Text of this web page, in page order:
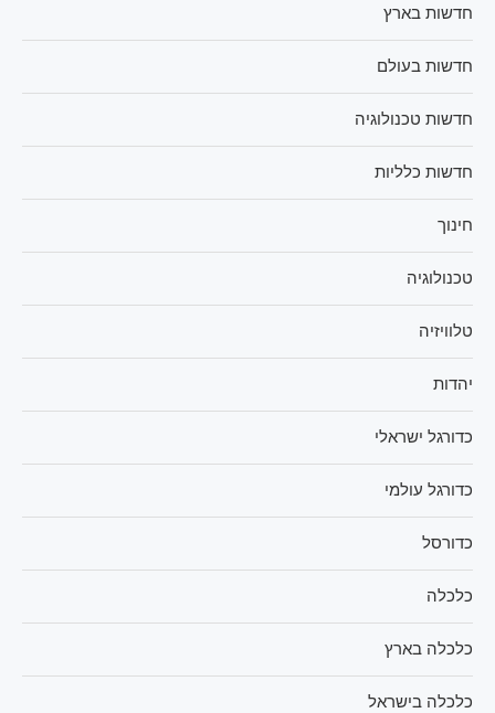
חדשות בארץ
חדשות בעולם
חדשות טכנולוגיה
חדשות כלליות
חינוך
טכנולוגיה
טלוויזיה
יהדות
כדורגל ישראלי
כדורגל עולמי
כדורסל
כלכלה
כלכלה בארץ
כלכלה בישראל